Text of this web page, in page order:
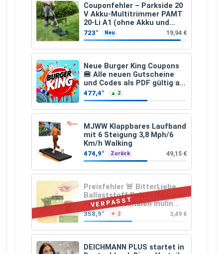
Couponfehler – Parkside 20
V Akku-Multitrimmer PAMT
20-Li A1 (ohne Akku und
Ladegerät)
723° Neu 19,94 €
Neue Burger King Coupons
🍔 Alle neuen Gutscheine
und Codes als PDF gültig ab
25.07.2026 bis 04.09.2026
477,4° ▲ 2
MJWW Klappbares Laufband
mit 6 Steigung 3,8 Mph/6
Km/h Walking
474,9° Zurück 49,15 €
VERPASST
Preisfehler 🚨 BitterLiebe
Ballaststoff Pulver (Mix aus
Flohsamenschalen Inulin
(Präbiotika) Leinsamen &
Apfelfaser)
358,9° ▼ 2 3,49 €
DEICHMANN PLUS startet in